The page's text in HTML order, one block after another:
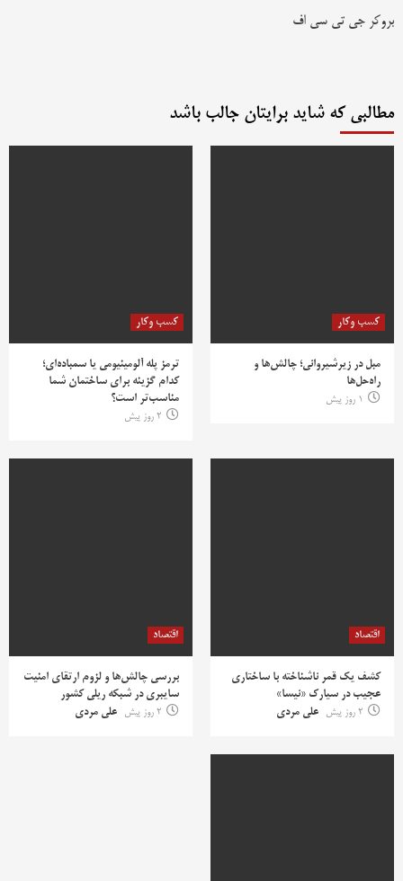
بروکر جی تی سی اف
مطالبی که شاید برایتان جالب باشد
کسب وکار
مبل در زیرشیروانی؛ چالش‌ها و
راه‌حل‌ها
1 روز پیش
کسب وکار
ترمز پله آلومینیومی یا سمباده‌ای؛
کدام گزینه برای ساختمان شما
مناسب‌تر است؟
2 روز پیش
اقتصاد
کشف یک قمر ناشناخته با ساختاری
عجیب در سیارک «نیسا»
2 روز پیش
علی مردی
اقتصاد
بررسی چالش‌ها و لزوم ارتقای امنیت
سایبری در شبکه ریلی کشور
2 روز پیش
علی مردی